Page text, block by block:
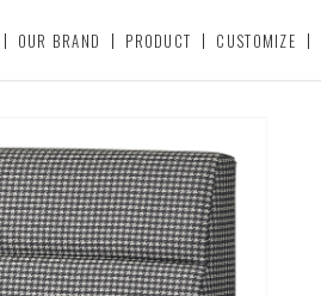
OUR BRAND PRODUCT CUSTOMIZE